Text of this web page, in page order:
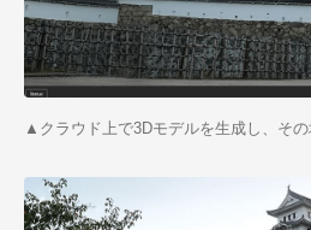
▲クラウド上で3Dモデルを生成し、そ